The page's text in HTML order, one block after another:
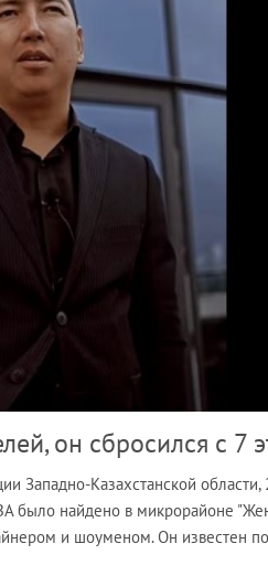
он сбросился с 7
Западно-Казахстанской области,
было найдено в микрорайоне
и шоуменом. Он известен